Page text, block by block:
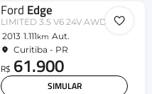
Ford Edge
LIMITED 3.5 V6 24V AWD Aut.
2013 1.111km Aut.
Curitiba - PR
R$ 61.900
SIMULAR